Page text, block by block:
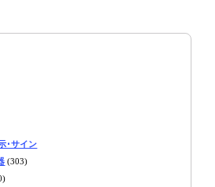
･サイン
(303)